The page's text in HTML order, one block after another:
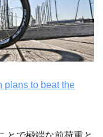
plans to beat the